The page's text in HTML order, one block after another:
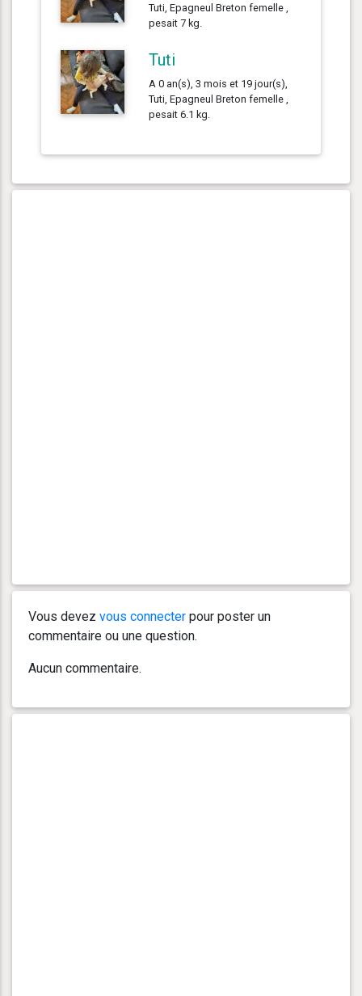
Tuti, Epagneul Breton femelle ,
pesait 7 kg.
Tuti
A 0 an(s), 3 mois et 19 jour(s),
Tuti, Epagneul Breton femelle ,
pesait 6.1 kg.
Vous devez vous connecter pour poster un
commentaire ou une question.
Aucun commentaire.